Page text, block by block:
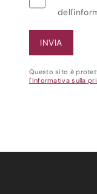
Questo sito è
l'Informativa sulla